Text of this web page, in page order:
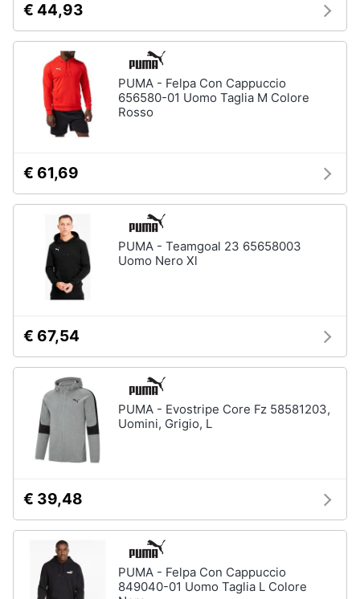
€ 44,93
PUMA - Felpa Con Cappuccio
656580-01 Uomo Taglia M Colore
Rosso
€ 61,69
PUMA - Teamgoal 23 65658003
Uomo Nero Xl
€ 67,54
PUMA - Evostripe Core Fz 58581203,
Uomini, Grigio, L
€ 39,48
PUMA - Felpa Con Cappuccio
849040-01 Uomo Taglia L Colore